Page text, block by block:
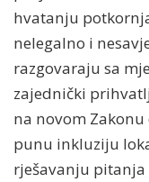
hvatanju
nelegalno i
razgovaraju sa
zajednički
na novom
punu inkluziju
rješavanju